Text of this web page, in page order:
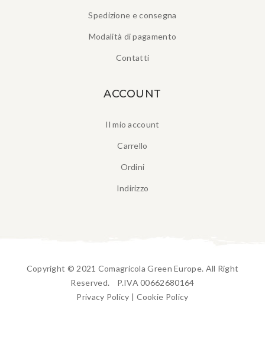
Spedizione e consegna
Modalità di pagamento
Contatti
ACCOUNT
Il mio account
Carrello
Ordini
Indirizzo
Copyright © 2021 Comagricola Green Europe. All Right
Reserved. P.IVA 00662680164
Privacy Policy | Cookie Policy